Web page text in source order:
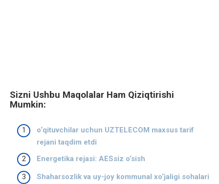
Sizni Ushbu Maqolalar Ham Qiziqtirishi
Mumkin:
o‘qituvchilar uchun UZTELECOM maxsus tarif
rejani taqdim etdi
Energetika rejasi: AESsiz o‘sish
Shaharsozlik va uy-joy kommunal xo‘jaligi sohalari